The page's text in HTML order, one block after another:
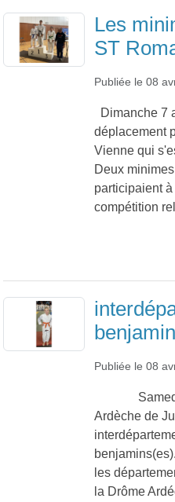
Les
ST
Publiée le 08
Dimanche 7
déplacement
Vienne qui
Deux
participaient
compétition
Publiée le 08
Samedi 6
Ardèche de
les
la Drôme